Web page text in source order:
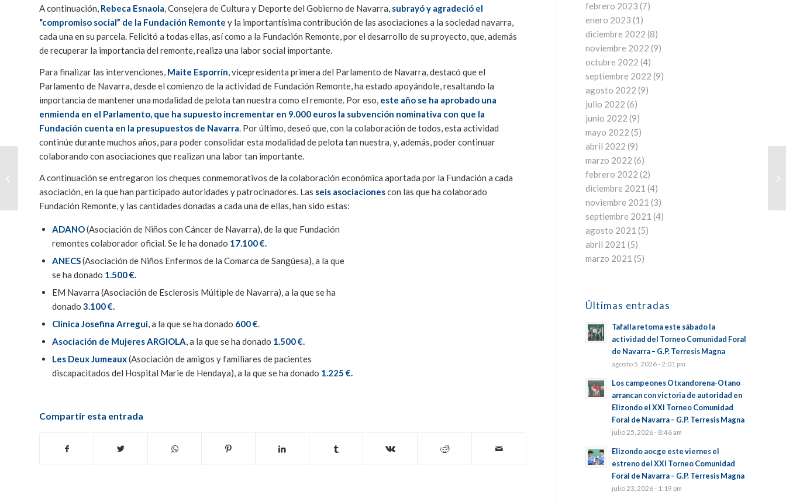
A continuación, Rebeca Esnaola, Consejera de Cultura y Deporte del Gobierno de Navarra, subrayó y agradeció el
“compromiso social” de la Fundación Remonte y la importantísima contribución de las asociaciones a la sociedad navarra,
cada una en su parcela. Felicitó a todas ellas, así como a la Fundación Remonte, por el desarrollo de su proyecto, que, además
de recuperar la importancia del remonte, realiza una labor social importante.
Para finalizar las intervenciones, Maite Esporrín, vicepresidenta primera del Parlamento de Navarra, destacó que el
Parlamento de Navarra, desde el comienzo de la actividad de Fundación Remonte, ha estado apoyándole, resaltando la
importancia de mantener una modalidad de pelota tan nuestra como el remonte. Por eso, este año se ha aprobado una
enmienda en el Parlamento, que ha supuesto incrementar en 9.000 euros la subvención nominativa con que la
Fundación cuenta en la presupuestos de Navarra. Por último, deseó que, con la colaboración de todos, esta actividad
continúe durante muchos años, para poder consolidar esta modalidad de pelota tan nuestra, y, además, poder continuar
colaborando con asociaciones que realizan una labor tan importante.
A continuación se entregaron los cheques conmemorativos de la colaboración económica aportada por la Fundación a cada
asociación, en la que han participado autoridades y patrocinadores. Las seis asociacionescon las que ha colaborado
Fundación Remonte, y las cantidades donadas a cada una de ellas, han sido estas:
ADANO(Asociación de Niños con Cáncer de Navarra), de la que Fundación
remontes colaborador oficial. Se le ha donado 17.100 €.
ANECS(Asociación de Niños Enfermos de la Comarca de Sangüesa), a la que
se ha donado 1.500 €.
EM Navarra (Asociación de Esclerosis Múltiple de Navarra), a la que se ha
donado 3.100 €.
Clínica Josefina Arregui , a la que se ha donado 600 €
Asociación de Mujeres ARGIOLA , a la que se ha donado 1.500 €.
Les Deux Jumeaux(Asociación de amigos y familiares de pacientes
discapacitados del Hospital Marie de Hendaya), a la que se ha donado 1.225 €.
Compartir esta entrada
febrero 2023 (7)
enero 2023 (1)
diciembre 2022 (8)
noviembre 2022 (9)
octubre 2022 (4)
septiembre 2022 (9)
agosto 2022 (9)
julio 2022 (6)
junio 2022 (9)
mayo 2022 (5)
abril 2022 (9)
marzo 2022 (6)
febrero 2022 (2)
diciembre 2021 (4)
noviembre 2021 (3)
septiembre 2021 (4)
agosto 2021 (5)
abril 2021 (5)
marzo 2021 (5)
Últimas entradas
Tafalla retoma este sábado la
actividad del Torneo Comunidad Foral
de Navarra – G.P. Terresis Magna
agosto 5, 2026 - 2:01 pm
Los campeones Otxandorena-Otano
arrancan con victoria de autoridad en
Elizondo el XXI Torneo Comunidad
Foral de Navarra – G.P. Terresis Magna
julio 25, 2026 - 8:46 am
Elizondo aocge este viernes el
estreno del XXI Torneo Comunidad
Foral de Navarra – G.P. Terresis Magna
julio 23, 2026 - 1:19 pm
Mikel Otano, nuevo rey
del Campeonato
G.P. Martiko...